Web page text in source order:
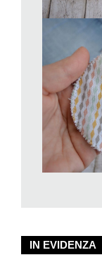
IN EVIDENZA